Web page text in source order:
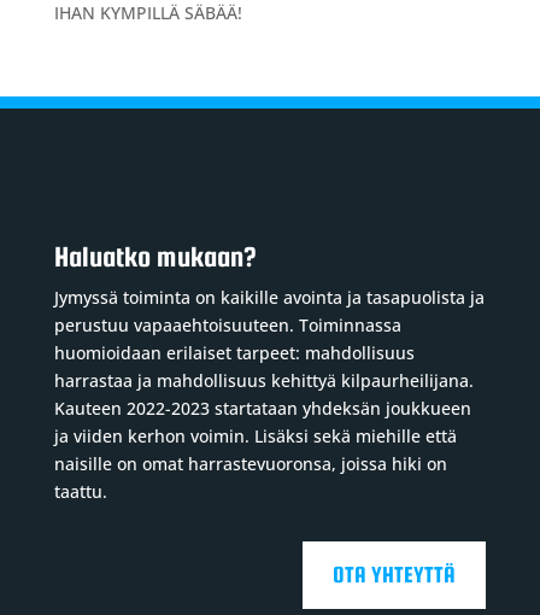
IHAN KYMPILLÄ SÄBÄÄ!
Haluatko mukaan?
Jymyssä toiminta on kaikille avointa ja tasapuolista ja
perustuu vapaaehtoisuuteen. Toiminnassa
huomioidaan erilaiset tarpeet: mahdollisuus
harrastaa ja mahdollisuus kehittyä kilpaurheilijana.
Kauteen 2022-2023 startataan yhdeksän joukkueen
ja viiden kerhon voimin. Lisäksi sekä miehille että
naisille on omat harrastevuoronsa, joissa hiki on
taattu.
OTA YHTEYTTÄ